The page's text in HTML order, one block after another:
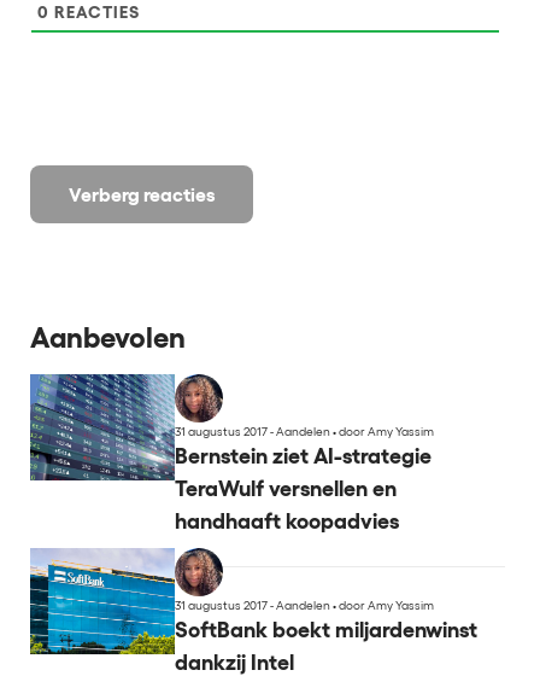
Verberg reacties
0 REACTIES
Aanbevolen
31 augustus 2017 - Aandelen•door Amy Yassim
Bernstein ziet AI-strategie
TeraWulf versnellen en
handhaaft koopadvies
31 augustus 2017 - Aandelen•door Amy Yassim
SoftBank boekt miljardenwinst
dankzij Intel